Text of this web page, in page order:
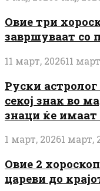
Овие три
завршуваат со
11 март, 202611
Руски
секој знак во
знаци ќе имаат
1 март, 20261 март,
Овие 2
цареви до